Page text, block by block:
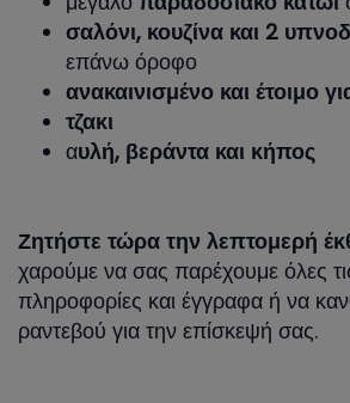
σαλόνι, κουζίνα και 2
επάνω όροφο
ανακαινισμένο και έτοιμο
τζακι
αυλή, βεράντα και κήπος
Ζητήστε τώρα την λεπτομερή
χαρούμε να σας παρέχουμε όλες
πληροφορίες και έγγραφα ή να
ραντεβού για την επίσκεψή σας.